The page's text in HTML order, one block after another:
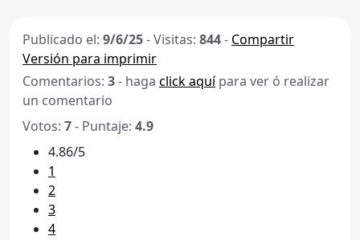
Publicado el: 9/6/25-Visitas: 844- Compartir
Versión para imprimir
Comentarios: 3- haga click aquípara ver ó realizar
un comentario
Votos: 7- Puntaje: 4.9
4.86/5
1
2
3
4